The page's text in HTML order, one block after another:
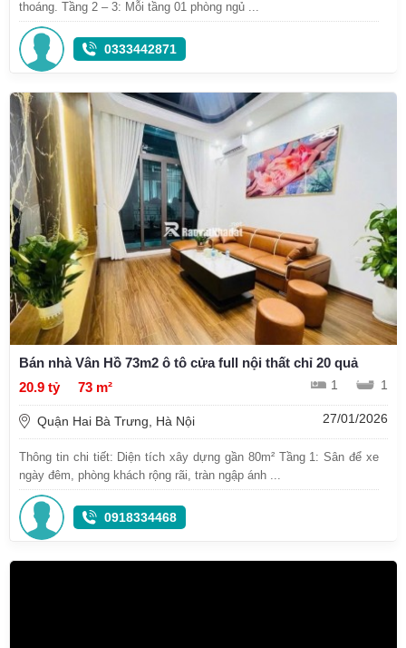
thoáng. Tầng 2 – 3: Mỗi tầng 01 phòng ngủ ...
0333442871
Bán nhà Vân Hồ 73m2 ô tô cửa full nội thất chỉ 20 quả
20.9 tỷ
73 m² 1 1
Quận Hai Bà Trưng, Hà Nội 27/01/2026
Thông tin chi tiết: Diện tích xây dựng gần 80m² Tầng 1: Sân để xe
ngày đêm, phòng khách rộng rãi, tràn ngập ánh ...
0918334468